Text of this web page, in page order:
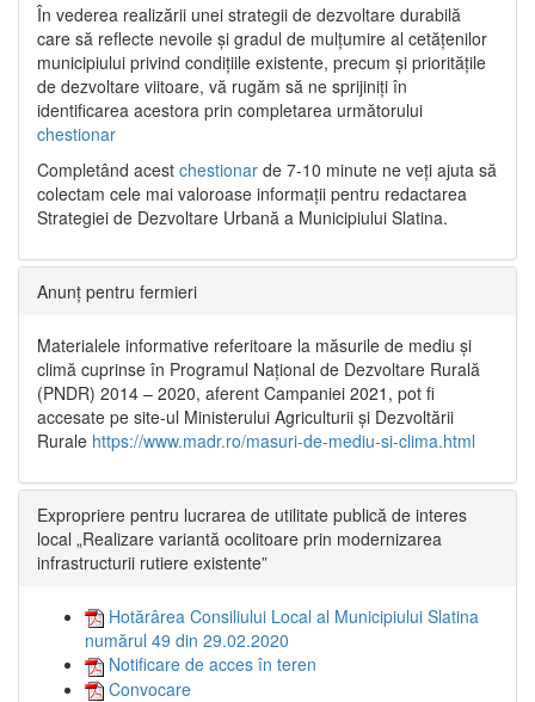
În vederea realizării unei strategii de dezvoltare durabilă
care să reflecte nevoile și gradul de mulțumire al cetățenilor
municipiului privind condițiile existente, precum și prioritățile
de dezvoltare viitoare, vă rugăm să ne sprijiniți în
identificarea acestora prin completarea următorului
chestionar
Completând acest chestionar de 7-10 minute ne veți ajuta să
colectam cele mai valoroase informații pentru redactarea
Strategiei de Dezvoltare Urbană a Municipiului Slatina.
Anunț pentru fermieri
Materialele informative referitoare la măsurile de mediu și
climă cuprinse în Programul Național de Dezvoltare Rurală
(PNDR) 2014 – 2020, aferent Campaniei 2021, pot fi
accesate pe site-ul Ministerului Agriculturii și Dezvoltării
Rurale https://www.madr.ro/masuri-de-mediu-si-clima.html
Expropriere pentru lucrarea de utilitate publică de interes
local „Realizare variantă ocolitoare prin modernizarea
infrastructurii rutiere existente”
Hotărârea Consiliului Local al Municipiului Slatina
numărul 49 din 29.02.2020
Notificare de acces în teren
Convocare